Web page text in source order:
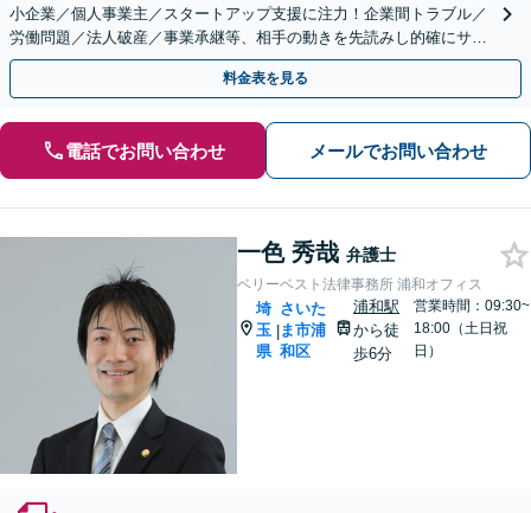
小企業／個人事業主／スタートアップ支援に注力！企業間トラブル／
労働問題／法人破産／事業承継等、相手の動きを先読みし的確にサポ
ート。顧問契約料は柔軟に調整【完全個室】【大宮駅3分】
料金表を見る
電話でお問い合わせ メールでお問い合わせ
一色 秀哉 弁護士
ベリーベスト法律事務所 浦和オフィス
埼
玉
県
|
さいた
ま市浦
和区
浦和駅
から徒
歩6分
営業時間：09:30~
18:00（土日祝
日）